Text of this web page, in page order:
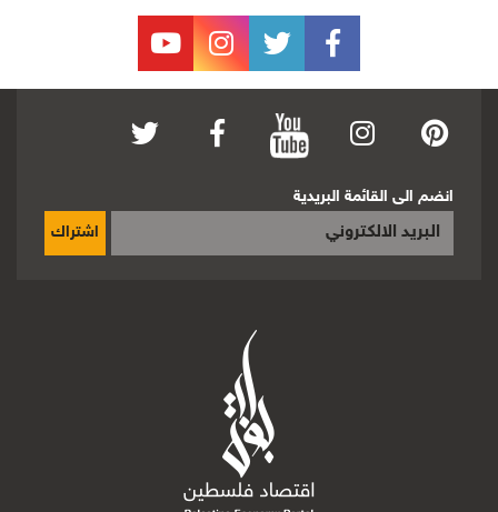
انضم الى القائمة البريدية
اشتراك